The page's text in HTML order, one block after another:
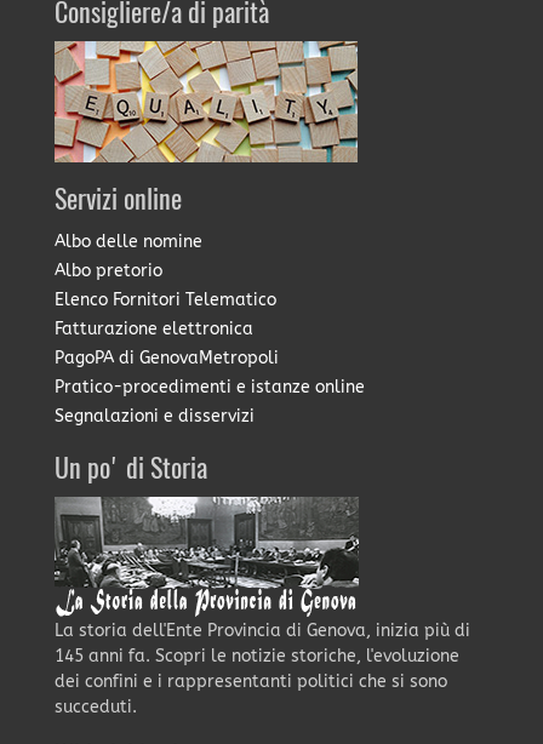
Consigliere/a di parità
Servizi online
Albo delle nomine
Albo pretorio
Elenco Fornitori Telematico
Fatturazione elettronica
PagoPA di GenovaMetropoli
Pratico-procedimenti e istanze online
Segnalazioni e disservizi
Un po' di Storia
La storia dell'Ente Provincia di Genova, inizia più di
145 anni fa. Scopri le notizie storiche, l'evoluzione
dei confini e i rappresentanti politici che si sono
succeduti.